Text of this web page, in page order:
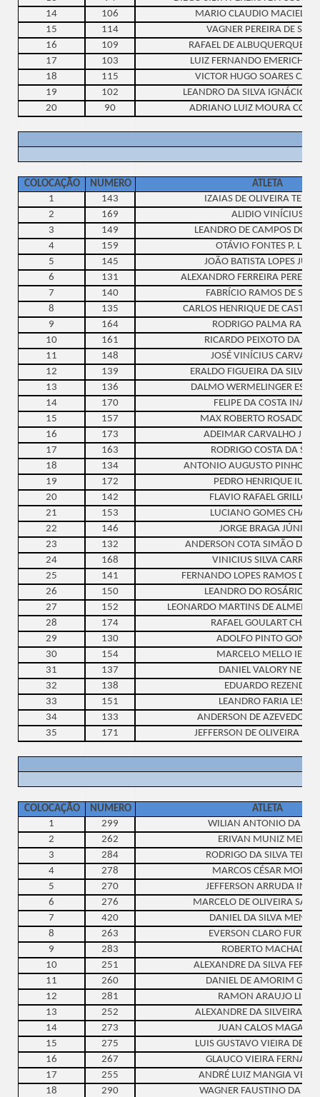
14
106
MARIO CLAUDIO MACIEL
15
114
VAGNER PEREIRA DE
16
109
RAFAEL DE ALBUQUERQUE
17
103
LUIZ FERNANDO EMERICH DA
18
115
VICTOR HUGO SOARES
19
102
LEANDRO DA SILVA IGNÁCIO
20
90 ADRIANO LUIZ MOURA
COLOCAÇÃO NUMERO
ATLETA
1
143
IZAIAS DE OLIVEIRA
2
169
ALIDIO VINÍCIUS
3
149
LEANDRO DE CAMPOS
4
159
OTÁVIO FONTES P. LEITE
5
145
JOÃO BATISTA LOPES
6
131
ALEXANDRO FERREIRA PEREIRA
7
140
FABRÍCIO RAMOS DE
8
135
CARLOS HENRIQUE DE CASTRO
9
164
RODRIGO PALMA
10
161
RICARDO PEIXOTO DA
11
148
JOSÉ VINÍCIUS
12
139
ERALDO FIGUEIRA DA SILVA
13
136
DALMO WERMELINGER
14
170
FELIPE DA COSTA
15
157
MAX ROBERTO ROSADO
16
173
ADEIMAR CARVALHO
17
163
RODRIGO COSTA DA
18
134
ANTONIO AUGUSTO PINHO DE
19
172
PEDRO HENRIQUE
20
142
FLAVIO RAFAEL GRILLO
21
153
LUCIANO GOMES
22
146
JORGE BRAGA JÚNIOR
23
132
ANDERSON COTA SIMÃO DE
24
168
VINICIUS SILVA
25
141
FERNANDO LOPES RAMOS DE
26
150
LEANDRO DO ROSÁRIO
27
152
LEONARDO MARTINS DE ALMEIDA
28
174
RAFAEL GOULART
29
130
ADOLFO PINTO GOMES
30
154
MARCELO MELLO IEKER
31
137
DANIEL VALORY NEIVA
32
138
EDUARDO REZENDE
33
151
LEANDRO FARIA LESSA
34
133
ANDERSON DE AZEVEDO
35
171 JEFFERSON DE OLIVEIRA
COLOCAÇÃO NUMERO
ATLETA
1
299
WILIAN ANTONIO DA
2
262
ERIVAN MUNIZ MELLO
3
284
RODRIGO DA SILVA
4
278
MARCOS CÉSAR
5
270
JEFFERSON ARRUDA
6
276
MARCELO DE OLIVEIRA
7
420
DANIEL DA SILVA
8
263
EVERSON CLARO
9
283
ROBERTO MACHADO
10
251
ALEXANDRE DA SILVA
11
260
DANIEL DE AMORIM
12
281
RAMON ARAUJO LIMA
13
252
ALEXANDRE DA SILVEIRA
14
273
JUAN CALOS MAGALDI
15
275
LUIS GUSTAVO VIEIRA DE
16
267
GLAUCO VIEIRA
17
255
ANDRÉ LUIZ MANGIA
18
290
WAGNER FAUSTINO DA